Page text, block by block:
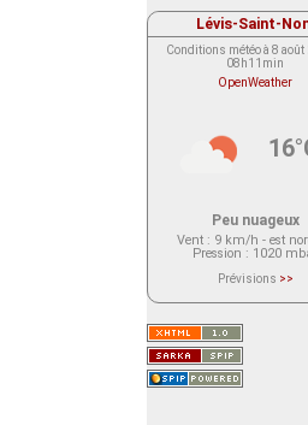
Lévis-Saint-
Conditions météo à 8 août
08h11min
OpenWeather
Peu nuageux
Vent: 9 km/h - est
Pression : 1020
Prévisions >>
actuellement aucune
Saint-Nom.
Veuillez consulter le
service ci-dessous.
(401 - Invalid API key. Please
https://openweathermap.org/